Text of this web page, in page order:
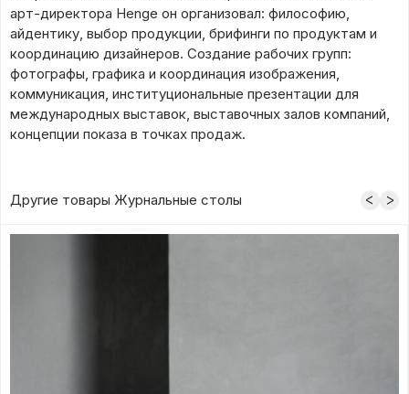
арт-директора Henge он организовал: философию,
айдентику, выбор продукции, брифинги по продуктам и
координацию дизайнеров. Создание рабочих групп:
фотографы, графика и координация изображения,
коммуникация, институциональные презентации для
международных выставок, выставочных залов компаний,
концепции показа в точках продаж.
Другие товары Журнальные столы